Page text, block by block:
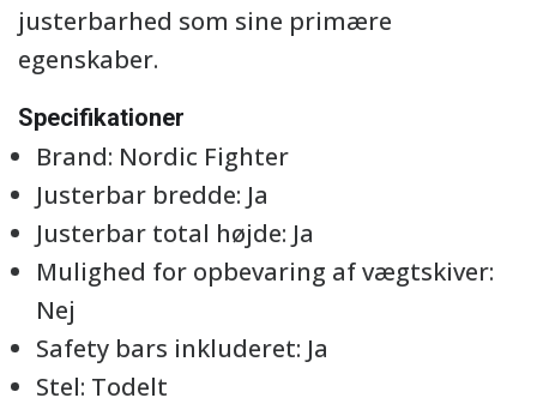
justerbarhed som sine primære
egenskaber.
Specifikationer
Brand: Nordic Fighter
Justerbar bredde: Ja
Justerbar total højde: Ja
Mulighed for opbevaring af vægtskiver:
Nej
Safety bars inkluderet: Ja
Stel: Todelt